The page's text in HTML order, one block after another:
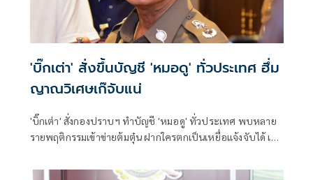
'บิ๊กเต่า' สั่งขึ้นบัญชี 'หมอดู' ทั่วประเทศ ฮึ่ม
ญาณวิเศษเก๊จับแน่
'บิ๊กเต่า' สั่งกองปราบฯ ทำบัญชี 'หมอดู' ทั่วประเทศ พบหลาย
รายพฤติกรรมเข้าข่ายต้มตุ๋น ฝากใครตกเป็นเหยื่อแจ้งจับได้ เผย